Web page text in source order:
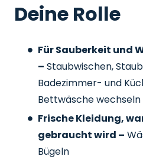
Deine Rolle
Für Sauberkeit und
– Staubwischen,
Badezimmer- und
Bettwäsche wechseln
Frische Kleidung,
gebraucht wird –
Bügeln